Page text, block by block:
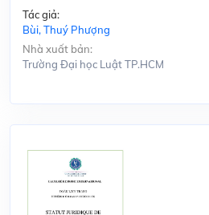
Tác giả:
Bùi, Thuý Phượng
Nhà xuất bản:
Trường Đại học Luật TP.HCM